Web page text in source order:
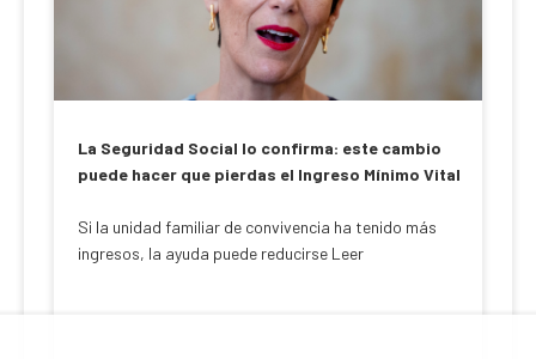
La Seguridad Social lo confirma: este cambio
puede hacer que pierdas el Ingreso Mínimo Vital
Si la unidad familiar de convivencia ha tenido más
ingresos, la ayuda puede reducirse Leer